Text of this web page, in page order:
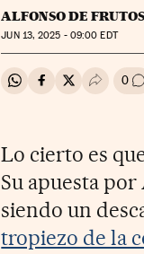
ALFONSO DE
JUN13, 2025 - 09:00 EDT
Compartir en
Compartir en
Compartir0 Ir
Lo cierto es
Su apuesta
siendo un
tropiezo de la